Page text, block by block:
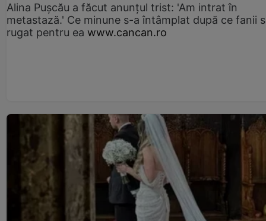
Alina Pușcău a făcut anunțul trist: 'Am intrat în
metastază.' Ce minune s-a întâmplat după ce fanii
rugat pentru ea www.cancan.ro